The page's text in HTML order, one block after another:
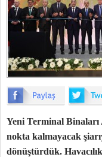
Yeni Terminal Binaları
nokta kalmayacak
dönüştürdük.